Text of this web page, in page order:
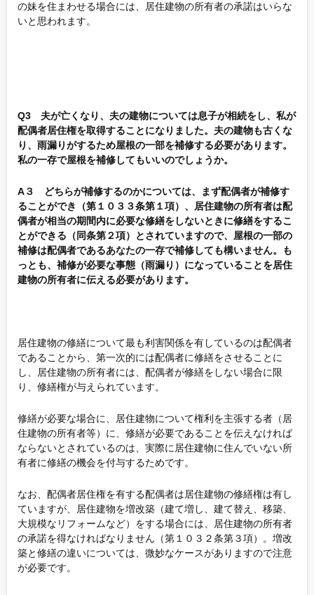
の妹を住まわせる場合には、居住建物の所有者の承諾はいらな
いと思われます。
Q3 夫が亡くなり、夫の建物については息子が相続をし、私が
配偶者居住権を取得することになりました。夫の建物も古くな
り、雨漏りがするため屋根の一部を補修する必要があります。
私の一存で屋根を補修してもいいのでしょうか。
A３ どちらが補修するのかについては、まず配偶者が補修す
ることができ（第１０３３条第１項）、居住建物の所有者は配
偶者が相当の期間内に必要な修繕をしないときに修繕をするこ
とができる（同条第２項）とされていますので、屋根の一部の
補修は配偶者であるあなたの一存で補修しても構いません。も
っとも、補修が必要な事態（雨漏り）になっていることを居住
建物の所有者に伝える必要があります。
居住建物の修繕について最も利害関係を有しているのは配偶者
であることから、第一次的には配偶者に修繕をさせることに
し、居住建物の所有者には、配偶者が修繕をしない場合に限
り、修繕権が与えられています。
修繕が必要な場合に、居住建物について権利を主張する者（居
住建物の所有者等）に、修繕が必要であることを伝えなければ
ならないとされているのは、実際に居住建物に住んでいない所
有者に修繕の機会を付与するためです。
なお、配偶者居住権を有する配偶者は居住建物の修繕権は有し
ていますが、居住建物を増改築（建て増し、建て替え、移築、
大規模なリフォームなど）をする場合には、居住建物の所有者
の承諾を得なければなりません（第１０３２条第３項）。増改
築と修繕の違いについては、微妙なケースがありますので注意
が必要です。